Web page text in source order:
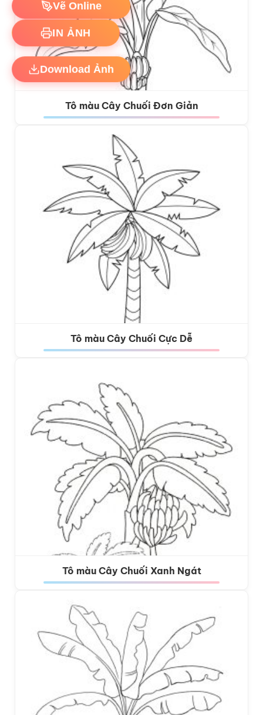
Tô màu Cây Chuối Đơn Giản
Tô màu Cây Chuối Cực Dễ
Tô màu Cây Chuối Xanh Ngát
Vẽ Online
IN ẢNH
Download Ảnh